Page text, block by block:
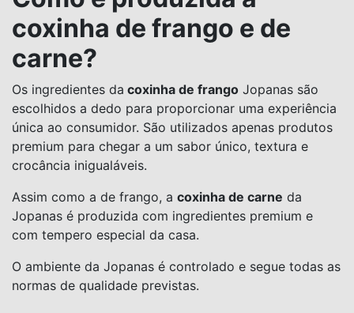
coxinha de frango e de
carne?
Os ingredientes da coxinha de frango Jopanas são
escolhidos a dedo para proporcionar uma experiência
única ao consumidor. São utilizados apenas produtos
premium para chegar a um sabor único, textura e
crocância inigualáveis.
Assim como a de frango, a coxinha de carne da
Jopanas é produzida com ingredientes premium e
com tempero especial da casa.
O ambiente da Jopanas é controlado e segue todas as
normas de qualidade previstas.